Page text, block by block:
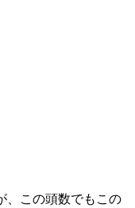
、この頭数でもこの